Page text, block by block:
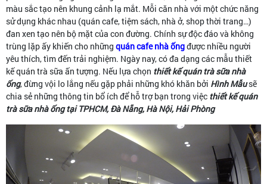
màu sắc tạo nên khung cảnh lạ mắt. Mỗi căn nhà với một chức năng
sử dụng khác nhau (quán cafe, tiệm sách, nhà ở, shop thời trang…)
đan xen tạo nên bộ mặt của con đường. Chính sự độc đáo và không
trùng lặp ấy khiến cho những quán cafe nhà ốngđược nhiều người
yêu thích, tìm đến trải nghiệm. Ngày nay, có đa dạng các mẫu thiết
kế quán trà sữa ấn tượng. Nếu lựa chọn thiết kế quán trà sữa nhà
ống, đừng vội lo lắng nếu gặp phải những khó khăn bởi Hình Mẫusẽ
chia sẻ những thông tin bổ ích để hỗ trợ bạn trong việc thiết kế quán
trà sữa nhà ống tại TPHCM, Đà Nẵng, Hà Nội, Hải Phòng